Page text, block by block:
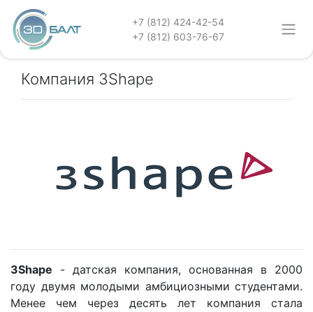
+7 (812) 424-42-54
+7 (812) 603-76-67
Компания 3Shape
3Shape - датская компания, основанная в 2000
году двумя молодыми амбициозными студентами.
Менее чем через десять лет компания стала